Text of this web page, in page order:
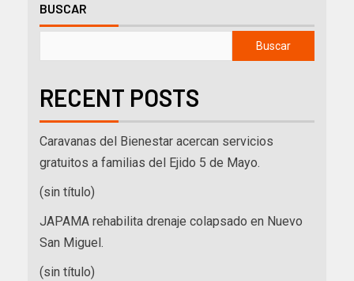
BUSCAR
Buscar
RECENT POSTS
Caravanas del Bienestar acercan servicios
gratuitos a familias del Ejido 5 de Mayo.
(sin título)
JAPAMA rehabilita drenaje colapsado en Nuevo
San Miguel.
(sin título)